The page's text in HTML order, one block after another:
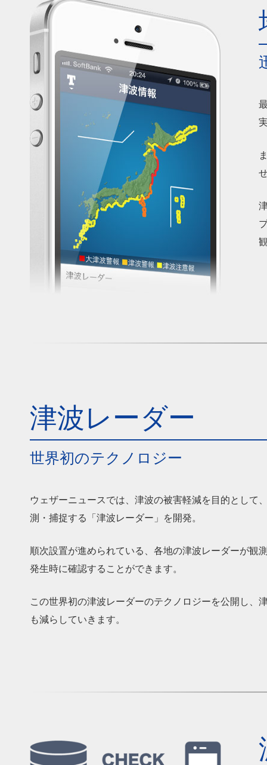
津波レーダー
世界初のテクノロジー
ウェザーニュースでは、津波の被害軽減を目的として
測・捕捉する「津波レーダー」を開発。
順次設置が進められている、各地の津波レーダーが観
発生時に確認することができます。
この世界初の津波レーダーのテクノロジーを公開し、
も減らしていきます。